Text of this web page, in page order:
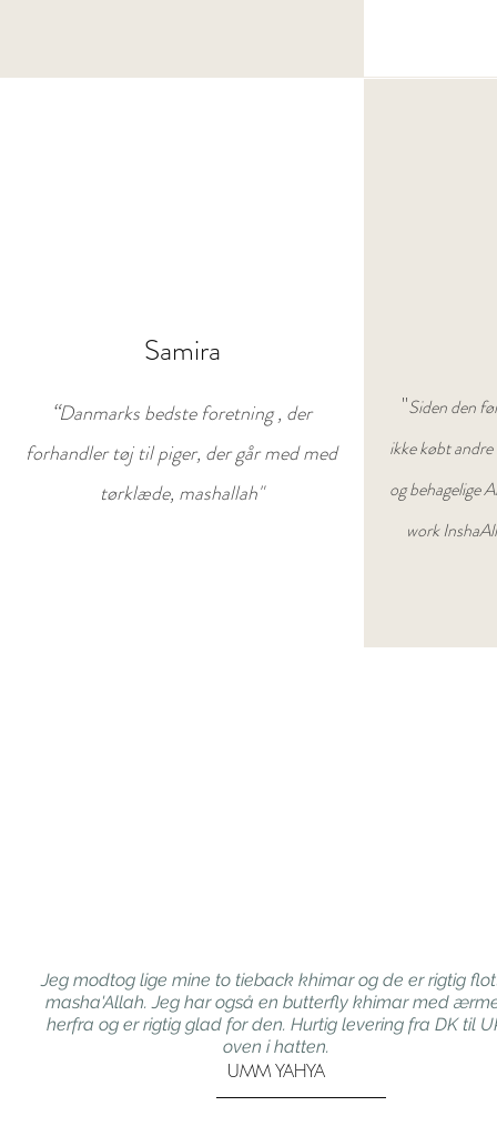
Samira
“Danmarks bedste foretning , der
forhandler tøj til piger, der går med med
tørklæde, mashallah"
"Siden den
ikke købt
og behagelige
work
Jeg modtog lige mine to tieback khimar og de er rigtig
masha'Allah. Jeg har også en butterfly khimar med
herfra og er rigtig glad for den. Hurtig levering fra DK til
oven i hatten.
UMM YAHYA